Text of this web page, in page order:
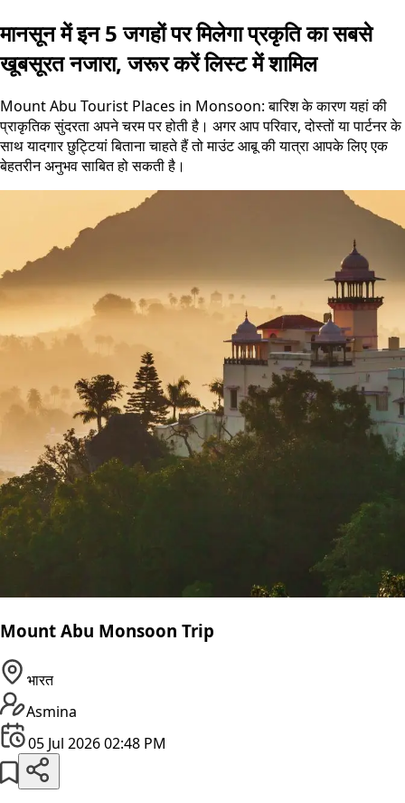
मानसून में इन 5 जगहों पर मिलेगा प्रकृति का सबसे
खूबसूरत नजारा, जरूर करें लिस्ट में शामिल
Mount Abu Tourist Places in Monsoon: बारिश के कारण यहां की
प्राकृतिक सुंदरता अपने चरम पर होती है। अगर आप परिवार, दोस्तों या पार्टनर के
साथ यादगार छुट्टियां बिताना चाहते हैं तो माउंट आबू की यात्रा आपके लिए एक
बेहतरीन अनुभव साबित हो सकती है।
Mount Abu Monsoon Trip
भारत
Asmina
05 Jul 2026 02:48 PM